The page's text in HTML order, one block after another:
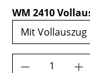
WM 2410
Produkt